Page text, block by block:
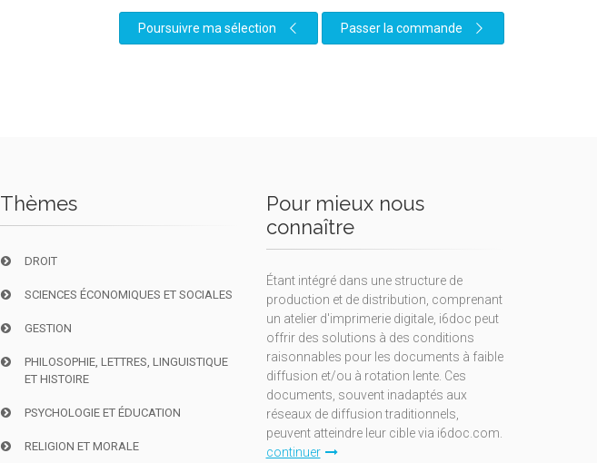
Poursuivre ma sélection Passer la commande
Thèmes
DROIT
SCIENCES ÉCONOMIQUES ET SOCIALES
GESTION
PHILOSOPHIE, LETTRES, LINGUISTIQUE
ET HISTOIRE
PSYCHOLOGIE ET ÉDUCATION
RELIGION ET MORALE
Pour mieux nous
connaître
Étant intégré dans une structure de
production et de distribution, comprenant
un atelier d'imprimerie digitale, i6doc peut
offrir des solutions à des conditions
raisonnables pour les documents à faible
diffusion et/ou à rotation lente. Ces
documents, souvent inadaptés aux
réseaux de diffusion traditionnels,
peuvent atteindre leur cible via i6doc.com.
continuer